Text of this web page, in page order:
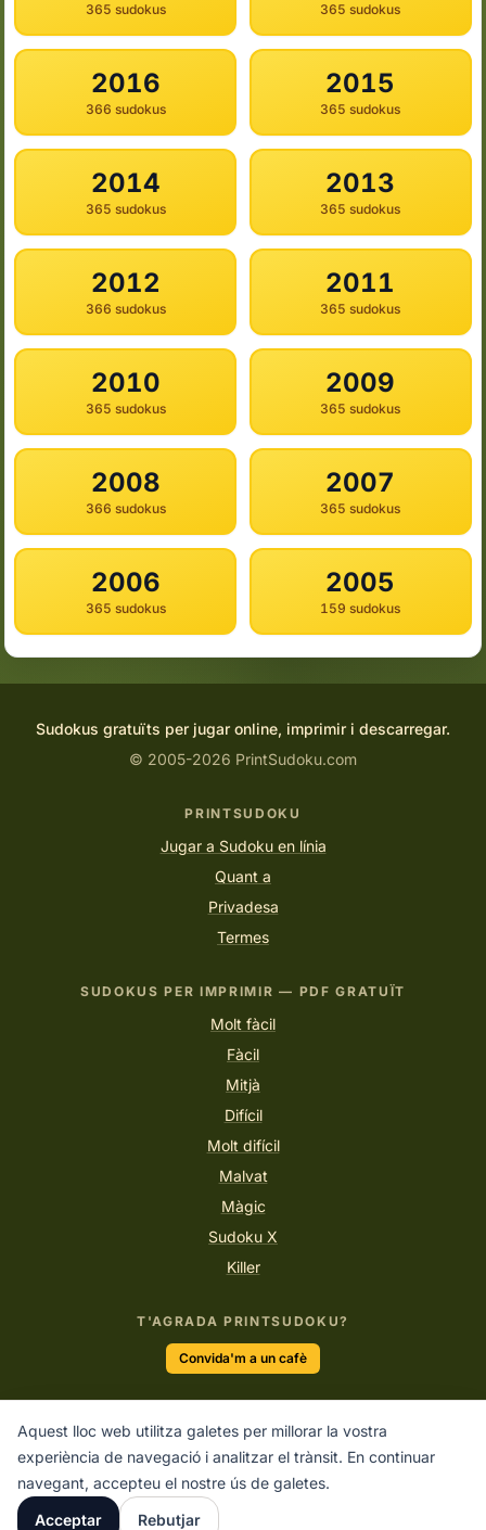
Aquest lloc web utilitza galetes per millorar la vostra
experiència de navegació i analitzar el trànsit. En continuar
navegant, accepteu el nostre ús de galetes.
Acceptar
Rebutjar
365 sudokus 365 sudokus
2016
366 sudokus
2015
365 sudokus
2014
365 sudokus
2013
365 sudokus
2012
366 sudokus
2011
365 sudokus
2010
365 sudokus
2009
365 sudokus
2008
366 sudokus
2007
365 sudokus
2006
365 sudokus
2005
159 sudokus
Sudokus gratuïts per jugar online, imprimir i descarregar.
© 2005-2026 PrintSudoku.com
PRINTSUDOKU
Jugar a Sudoku en línia
Quant a
Privadesa
Termes
SUDOKUS PER IMPRIMIR — PDF GRATUÏT
Molt fàcil
Fàcil
Mitjà
Difícil
Molt difícil
Malvat
Màgic
Sudoku X
Killer
T'AGRADA PRINTSUDOKU?
Convida'm a un cafè
“La lògica et portarà d'A a B. La imaginació et portarà a
qualsevol lloc.”
ALBERT EINSTEIN